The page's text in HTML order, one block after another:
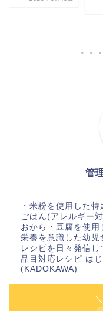
管
・米粉を使用した
ごはん(アレルギー
おから・豆腐を使
栄養を意識した幼児
レシピを日々発信
品目対応レシピ は
(KADOKAWA)